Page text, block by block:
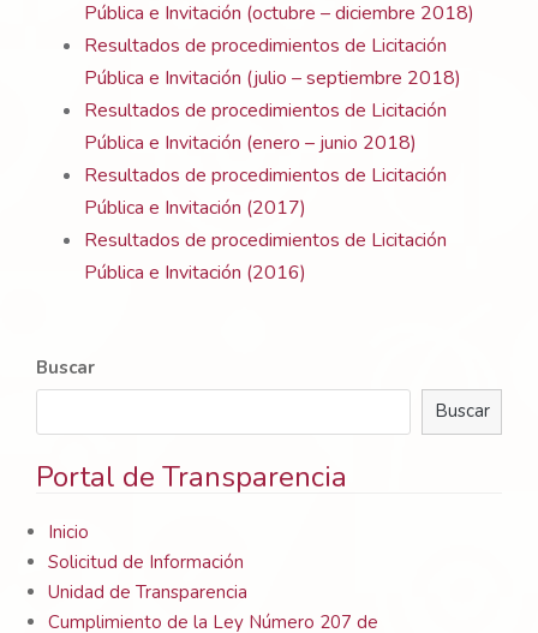
Pública e Invitación (octubre – diciembre 2018)
Resultados de procedimientos de Licitación
Pública e Invitación (julio – septiembre 2018)
Resultados de procedimientos de Licitación
Pública e Invitación (enero – junio 2018)
Resultados de procedimientos de Licitación
Pública e Invitación (2017)
Resultados de procedimientos de Licitación
Pública e Invitación (2016)
Buscar
Buscar
Portal de Transparencia
Inicio
Solicitud de Información
Unidad de Transparencia
Cumplimiento de la Ley Número 207 de